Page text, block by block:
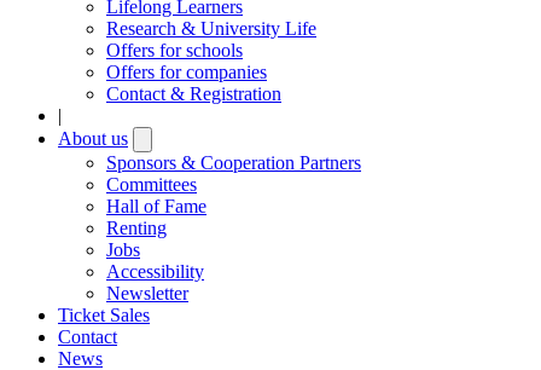
Lifelong Learners
Research & University Life
Offers for schools
Offers for companies
Contact & Registration
|
About us
submenu
Sponsors & Cooperation Partners
Committees
Hall of Fame
Renting
Jobs
Accessibility
Newsletter
Ticket Sales
Contact
News